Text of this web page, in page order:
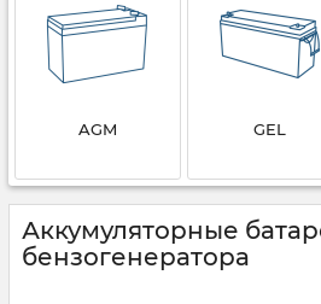
AGM GEL
Аккумуляторные
бензогенератора